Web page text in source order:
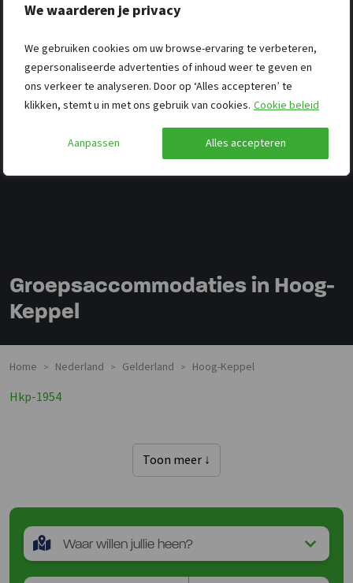
We waarderen je privacy
We gebruiken cookies om uw browse-ervaring te verbeteren,
gepersonaliseerde advertenties of inhoud weer te geven en
ons verkeer te analyseren. Door op ‘Alles accepteren’ te
klikken, stemt u in met ons gebruik van cookies. Cookie beleid
Aanpassen Alles accepteren
Groepsaccommodaties in Hoog-
Keppel
Home > Nederland > Gelderland > Hoog-Keppel
Hkp-1954
Toon meer ↓